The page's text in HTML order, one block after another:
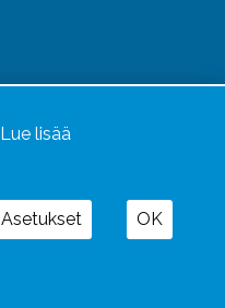
Lue lisää
Asetukset OK